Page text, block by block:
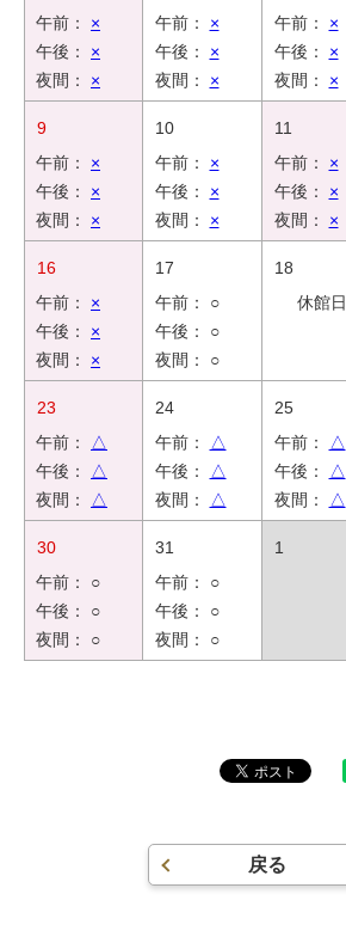
午前： ×
午後： ×
夜間： ×
午前： ×
午後： ×
夜間： ×
午前： ×
午後： ×
夜間： ×
9
午前： ×
午後： ×
夜間： ×
10
午前： ×
午後： ×
夜間： ×
11
午前： ×
午後： ×
夜間： ×
16
午前： ×
午後： ×
夜間： ×
17
午前： ○
午後： ○
夜間： ○
18
休館日
23
午前：
△
午後：
△
夜間：
△
24
午前：
△
午後：
△
夜間：
△
25
午前：
△
午後：
△
夜間：
△
30
午前： ○
午後： ○
夜間： ○
31
午前： ○
午後： ○
夜間： ○
1
戻る